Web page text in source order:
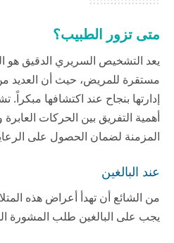
متى تزور الطبيب؟
يعد التشخيص السريري الدقيق هو
مستقرة للمريض، حيث أن العديد
إدارتها بنجاح عند اكتشافها مبكراً.
أهمية التفريق بين الحركات
المزمنة لضمان الحصول على
عند البالغين
من الشائع أن تهدأ أعراض هذه
يجب على البالغين طلب المشورة